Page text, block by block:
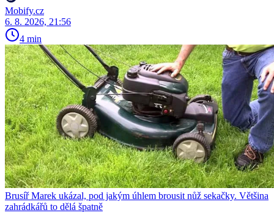
Mobify.cz
6. 8. 2026, 21:56
4 min
Brusíř Marek ukázal, pod jakým úhlem brousit nůž sekačky. Většina
zahrádkářů to dělá špatně